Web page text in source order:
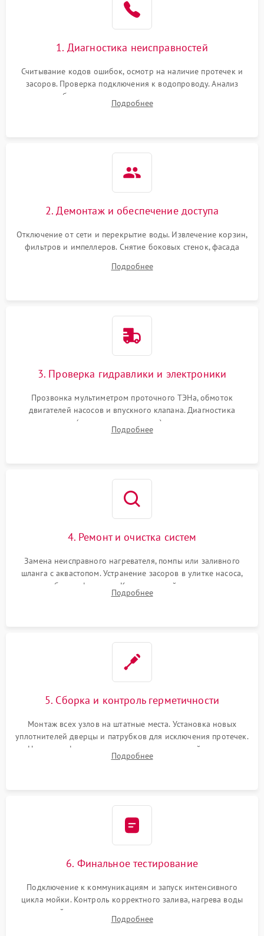
1. Диагностика неисправностей
Считывание кодов ошибок, осмотр на наличие протечек и
засоров. Проверка подключения к водопроводу. Анализ
жалоб на отсутствие слива, нагрева, вращения
разбрызгивателей или срабатывание системы защиты
Подробнее
2. Демонтаж и обеспечение доступа
Отключение от сети и перекрытие воды. Извлечение корзин,
фильтров и импеллеров. Снятие боковых стенок, фасада
циркуляционному насосу, ТЭНу и сливной помпе.
Подробнее
3. Проверка гидравлики и электроники
Прозвонка мультиметром проточного ТЭНа, обмоток
двигателей насосов и впускного клапана. Диагностика
прессостата (датчика уровня воды), датчика мутности,
концевика дверцы и электронного модуля управления.
Подробнее
4. Ремонт и очистка систем
Замена неисправного нагревателя, помпы или заливного
шланга с аквастопом. Устранение засоров в улитке насоса,
патрубках и фильтрах. Компонентный ремонт платы
управления, восстановление поврежденной проводки.
Подробнее
5. Сборка и контроль герметичности
Монтаж всех узлов на штатные места. Установка новых
уплотнителей дверцы и патрубков для исключения протечек.
Надежная фиксация хомутов гидравлической системы,
сборка корпуса и установка датчика поплавка.
Подробнее
6. Финальное тестирование
Подключение к коммуникациям и запуск интенсивного
цикла мойки. Контроль корректного залива, нагрева воды
до нужной температуры, отсутствия посторонних шумов,
штатного слива и абсолютной сухости в поддоне.
Подробнее